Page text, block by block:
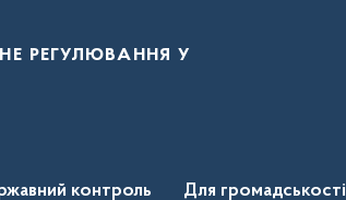
регулювання у
контроль Для громадськості